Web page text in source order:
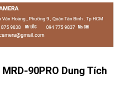
MRD-90PRO Dung Tích